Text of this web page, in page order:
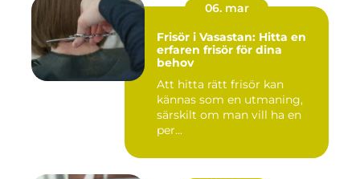
06. mar
Frisör i Vasastan: Hitta en
erfaren frisör för dina
behov
Att hitta rätt frisör kan
kännas som en utmaning,
särskilt om man vill ha en
per...